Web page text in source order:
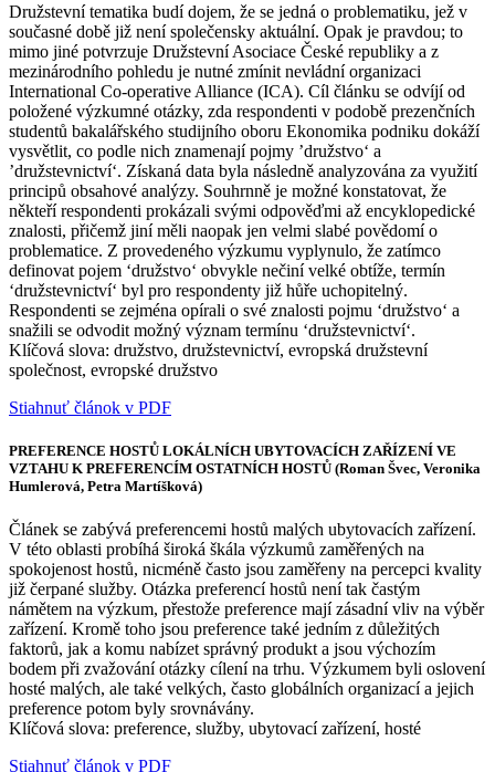
Družstevní tematika budí dojem, že se jedná o problematiku, jež v
současné době již není společensky aktuální. Opak je pravdou; to
mimo jiné potvrzuje Družstevní Asociace České republiky a z
mezinárodního pohledu je nutné zmínit nevládní organizaci
International Co-operative Alliance (ICA). Cíl článku se odvíjí od
položené výzkumné otázky, zda respondenti v podobě prezenčních
studentů bakalářského studijního oboru Ekonomika podniku dokáží
vysvětlit, co podle nich znamenají pojmy ’družstvo‘ a
’družstevnictví‘. Získaná data byla následně analyzována za využití
principů obsahové analýzy. Souhrnně je možné konstatovat, že
někteří respondenti prokázali svými odpověďmi až encyklopedické
znalosti, přičemž jiní měli naopak jen velmi slabé povědomí o
problematice. Z provedeného výzkumu vyplynulo, že zatímco
definovat pojem ‘družstvo‘ obvykle nečiní velké obtíže, termín
‘družstevnictví‘ byl pro respondenty již hůře uchopitelný.
Respondenti se zejména opírali o své znalosti pojmu ‘družstvo‘ a
snažili se odvodit možný význam termínu ‘družstevnictví‘.
Klíčová slova: družstvo, družstevnictví, evropská družstevní
společnost, evropské družstvo
Stiahnuť článok v PDF
PREFERENCE HOSTŮ LOKÁLNÍCH UBYTOVACÍCH ZAŘÍZENÍ VE
VZTAHU K PREFERENCÍM OSTATNÍCH HOSTŮ (Roman Švec, Veronika
Humlerová, Petra Martíšková)
Článek se zabývá preferencemi hostů malých ubytovacích zařízení.
V této oblasti probíhá široká škála výzkumů zaměřených na
spokojenost hostů, nicméně často jsou zaměřeny na percepci kvality
již čerpané služby. Otázka preferencí hostů není tak častým
námětem na výzkum, přestože preference mají zásadní vliv na výběr
zařízení. Kromě toho jsou preference také jedním z důležitých
faktorů, jak a komu nabízet správný produkt a jsou výchozím
bodem při zvažování otázky cílení na trhu. Výzkumem byli oslovení
hosté malých, ale také velkých, často globálních organizací a jejich
preference potom byly srovnávány.
Klíčová slova: preference, služby, ubytovací zařízení, hosté
Stiahnuť článok v PDF